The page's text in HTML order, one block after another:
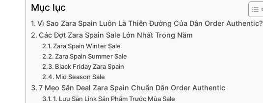
Mục lục
Vì Sao Zara Spain Luôn Là Thiên Đường Của Dân Order Authentic?
Các Đợt Zara Spain Sale Lớn Nhất Trong Năm
Zara Spain Winter Sale
Zara Spain Summer Sale
Black Friday Zara Spain
Mid Season Sale
7 Mẹo Săn Deal Zara Spain Chuẩn Dân Order Authentic
1. Lưu Sẵn Link Sản Phẩm Trước Mùa Sale